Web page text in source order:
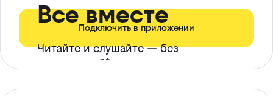
Все вместе
Читайте и слушайте — без
ограничений*
Подключить в приложении